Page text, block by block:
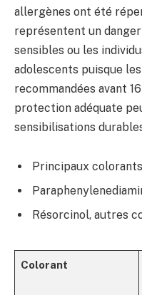
allergènes ont été
représentent un
sensibles ou les
adolescents puisque
recommandées avant
protection adéquate
sensibilisations
Principaux
Résorcinol, autres
Colorant